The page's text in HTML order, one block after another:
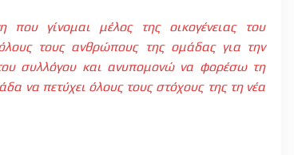
που γίνομαι μέλος της οικογένειας του
τους ανθρώπους της ομάδας για την
συλλόγου και ανυπομονώ να φορέσω τη
να πετύχει όλους τους στόχους της τη νέα